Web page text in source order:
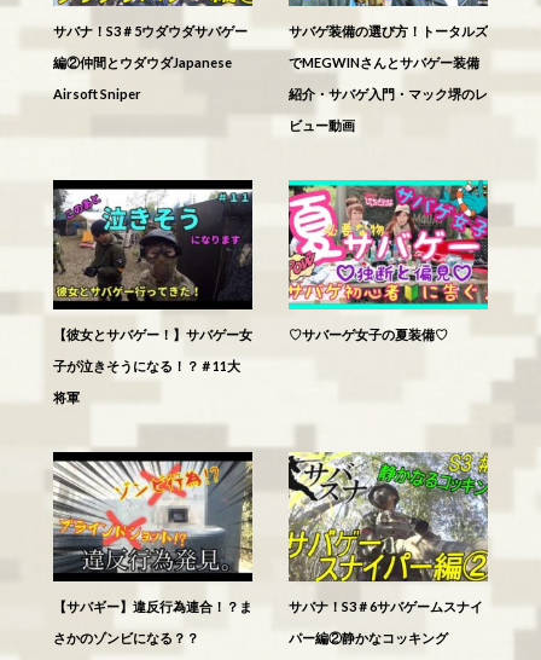
サバナ！S3＃5ウダウダサバゲー
編②仲間とウダウダJapanese
Airsoft Sniper
サバゲ装備の選び方！トータルズ
でMEGWINさんとサバゲー装備
紹介・サバゲ入門・マック堺のレ
ビュー動画
【彼女とサバゲー！】サバゲー女
子が泣きそうになる！？＃11大
将軍
♡サバーゲ女子の夏装備♡
【サバギー】違反行為連合！？ま
さかのゾンビになる？？
サバナ！S3＃6サバゲームスナイ
パー編②静かなコッキング